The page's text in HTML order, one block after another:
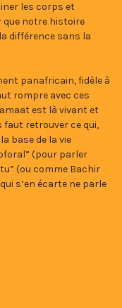
les corps et
que notre histoire
différence sans la
panafricain, fidèle à
rompre avec ces
est là vivant et
faut retrouver ce qui,
base de la vie
(pour parler
(ou comme Bachir
s’en écarte ne parle